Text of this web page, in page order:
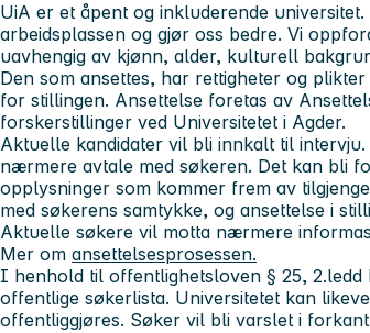
UiA er et åpent og inkluderende
arbeidsplassen og gjør oss bedre. Vi
uavhengig av kjønn, alder, kulturell
Den som ansettes, har rettigheter og
for stillingen. Ansettelse foretas av
forskerstillinger ved Universitetet i Agder.
Aktuelle kandidater vil bli innkalt til
nærmere avtale med søkeren. Det kan bli
opplysninger som kommer frem av
med søkerens samtykke, og ansettelse i
Aktuelle søkere vil motta nærmere
Mer om ansettelsesprosessen.
I henhold til offentlighetsloven § 25,
offentlige søkerlista. Universitetet kan
offentliggjøres. Søker vil bli varslet i